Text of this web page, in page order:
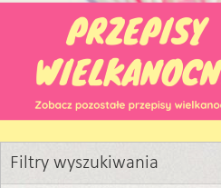
Filtry wyszukiwania